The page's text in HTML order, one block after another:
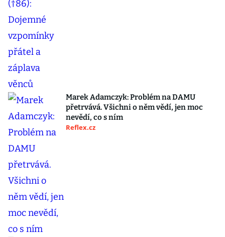
Marek Adamczyk: Problém na DAMU
přetrvává. Všichni o něm vědí, jen moc
nevědí, co s ním
Reflex.cz